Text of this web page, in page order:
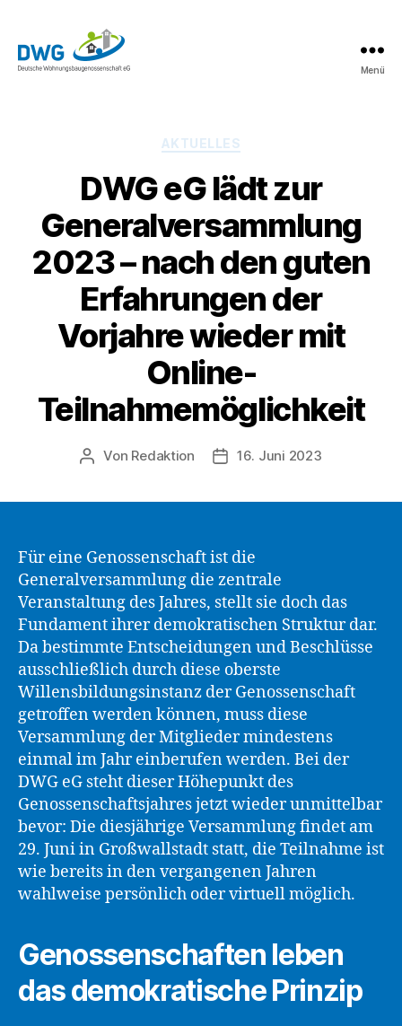
Menü
Kategorien
AKTUELLES
DWG eG lädt zur
Generalversammlung
2023 – nach den guten
Erfahrungen der
Vorjahre wieder mit
Online-
Teilnahmemöglichkeit
Beitragsautor
Von Redaktion Beitragsdatum
16. Juni 2023
Für eine Genossenschaft ist die
Generalversammlung die zentrale
Veranstaltung des Jahres, stellt sie doch das
Fundament ihrer demokratischen Struktur dar.
Da bestimmte Entscheidungen und Beschlüsse
ausschließlich durch diese oberste
Willensbildungsinstanz der Genossenschaft
getroffen werden können, muss diese
Versammlung der Mitglieder mindestens
einmal im Jahr einberufen werden. Bei der
DWG eG steht dieser Höhepunkt des
Genossenschaftsjahres jetzt wieder unmittelbar
bevor: Die diesjährige Versammlung findet am
29. Juni in Großwallstadt statt, die Teilnahme ist
wie bereits in den vergangenen Jahren
wahlweise persönlich oder virtuell möglich.
Genossenschaften leben
das demokratische Prinzip